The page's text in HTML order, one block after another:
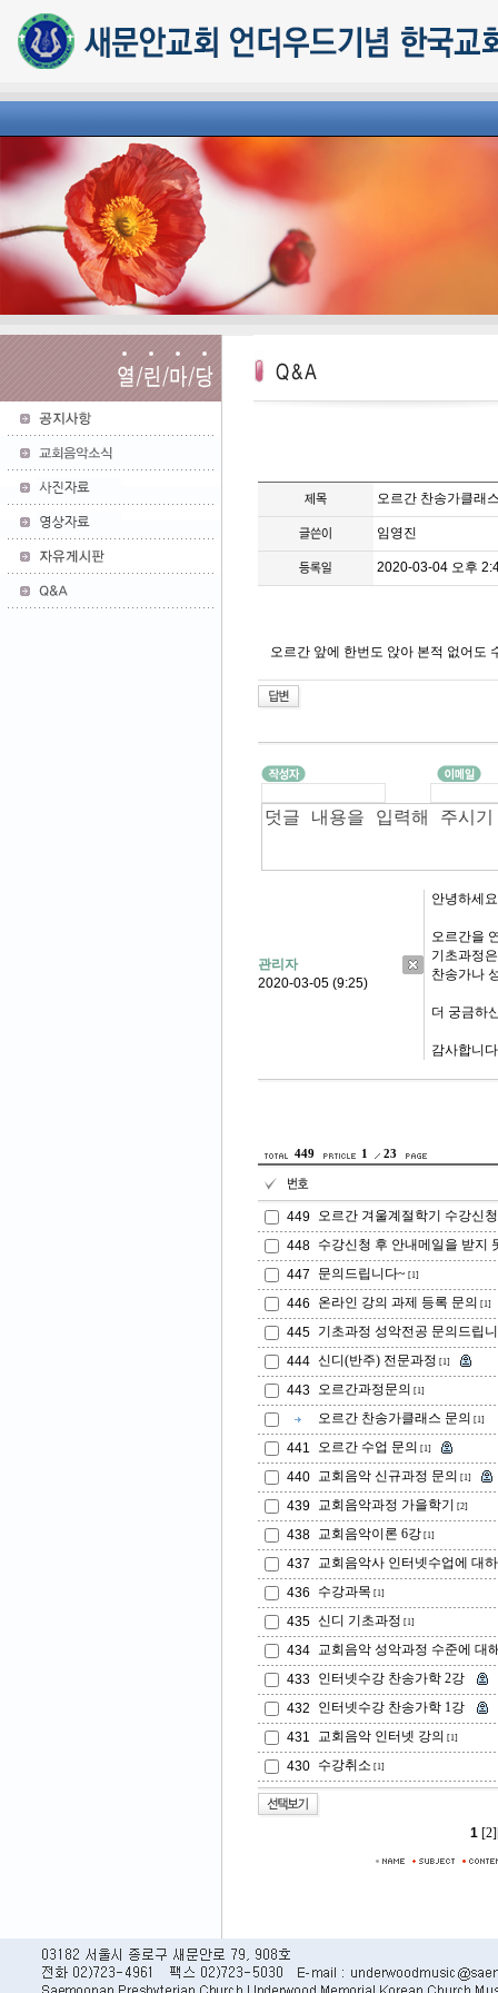
오르간 찬송가클래
임영진
2020-03-04 오후
오르간 앞에 한번도 앉아 본적 없어도
관리자
2020-03-05 (9:25)
안녕하세
오르간을
기초과정
찬송가나
더 궁금하
감사합니
449 1 23
449
오르간 겨울계절학기 수강신청
448
수강신청 후 안내메일을 받지
447
문의드립니다~ [1]
446 온라인 강의 과제 등록 문의 [1]
445
기초과정 성악전공 문의드립
444 신디(반주) 전문과정 [1]
443 오르간과정문의 [1]
오르간 찬송가클래스 문의 [1]
441 오르간 수업 문의 [1]
440 교회음악 신규과정 문의 [1]
439 교회음악과정 가을학기 [2]
438 교회음악이론 6강[1]
437
교회음악사 인터넷수업에 대
436
수강과목 [1]
435 신디 기초과정 [1]
434
교회음악 성악과정 수준에 대
433
인터넷수강 찬송가학 2강
432
인터넷수강 찬송가학 1강
431
교회음악 인터넷 강의 [1]
430 수강취소 [1]
1 [2]